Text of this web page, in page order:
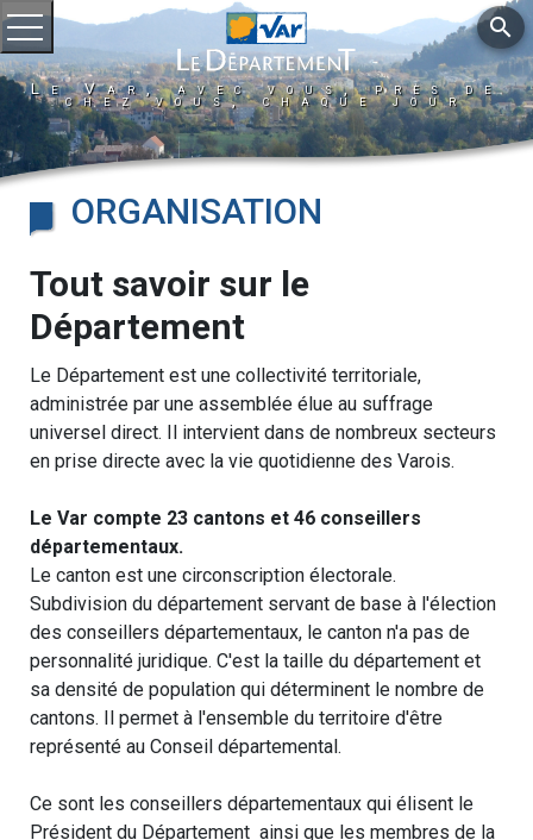
Ouvrir le menu
Le Var, avec vous, près de
chez vous, chaque jour
search
ORGANISATION
Tout savoir sur le
Département
Le Département est une collectivité territoriale,
administrée par une assemblée élue au suffrage
universel direct. Il intervient dans de nombreux secteurs
en prise directe avec la vie quotidienne des Varois.
Le Var compte 23 cantons et 46 conseillers
départementaux.
Le canton est une circonscription électorale.
Subdivision du département servant de base à l'élection
des conseillers départementaux, le canton n'a pas de
personnalité juridique. C'est la taille du département et
sa densité de population qui déterminent le nombre de
cantons. Il permet à l'ensemble du territoire d'être
représenté au Conseil départemental.
Ce sont les conseillers départementaux qui élisent le
Président du Département ainsi que les membres de la